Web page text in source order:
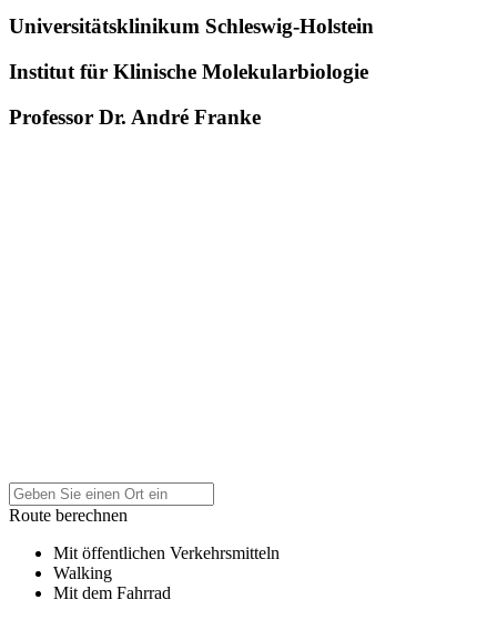
Universitätsklinikum Schleswig-Holstein
Institut für Klinische Molekularbiologie
Professor Dr. André Franke
Route berechnen
Mit öffentlichen Verkehrsmitteln
Walking
Mit dem Fahrrad